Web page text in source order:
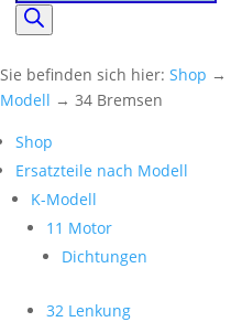
search
Sie befinden sich hier: Shop →
Modell → 34 Bremsen
Shop
Ersatzteile nach Modell
K-Modell
11 Motor
Dichtungen
32 Lenkung